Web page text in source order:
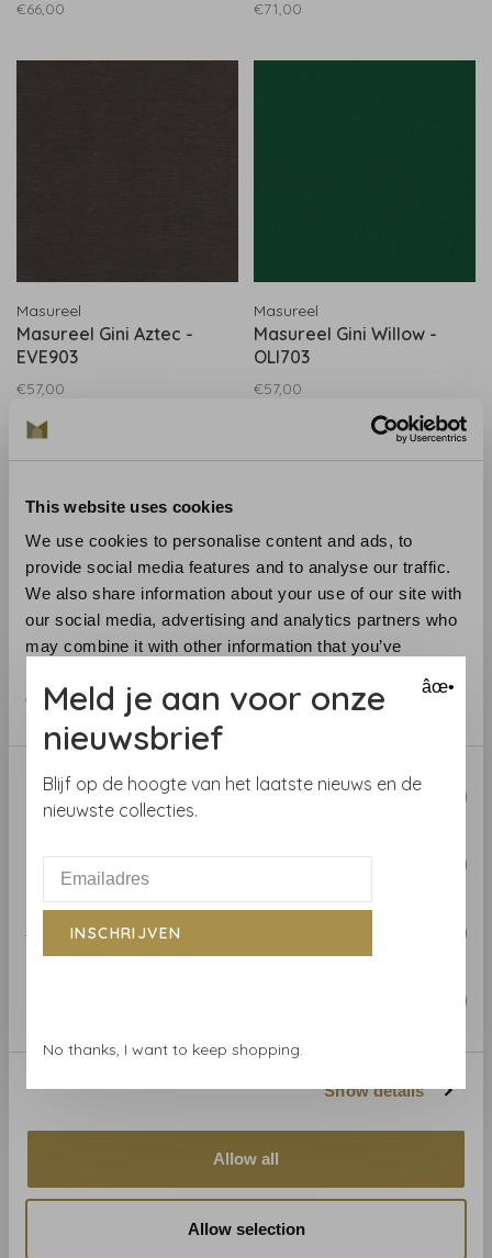
This website uses cookies
We use cookies to personalise content and ads, to
provide social media features and to analyse our traffic.
We also share information about your use of our site with
our social media, advertising and analytics partners who
may combine it with other information that you’ve
of their services.
Consent
Selection
Necessary
Statistics
Show details
Allow all
Allow selection
€66,00 €71,00
Masureel
Masureel Gini Aztec -
EVE903
€57,00
Masureel
Masureel Gini Willow -
OLI703
€57,00
Masureel
Masureel Gini Moonlight -
EVE904
Masureel
Masureel Gaio Moonlight -
Masureel Leto Pistachio -
Masureel Calco Ginger -
€79,00
âœ•
Meld je aan voor onze
nieuwsbrief
Blijf op de hoogte van het laatste nieuws en de
nieuwste collecties.
INSCHRIJVEN
No thanks, I want to keep shopping.